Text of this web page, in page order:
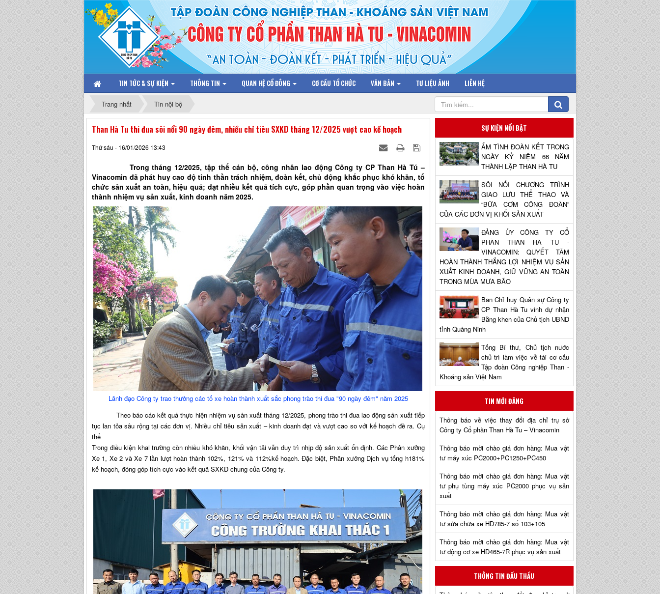
TIN TỨC & SỰ KIỆN THÔNG TIN QUAN HỆ CỔ ĐÔNG CƠ CẤU TỔ CHỨC VĂN BẢN TƯ LIỆU ẢNH LIÊN HỆ
Trang nhất Tin nội bộ
Than Hà Tu thi đua sôi nổi 90 ngày đêm, nhiều chỉ tiêu SXKD tháng 12/2025 vượt cao kế hoạch
Thứ sáu - 16/01/2026 13:43
Trong tháng 12/2025, tập thể cán bộ, công nhân lao động Công ty CP Than Hà Tú –
Vinacomin đã phát huy cao độ tinh thần trách nhiệm, đoàn kết, chủ động khắc phục khó khăn, tổ
chức sản xuất an toàn, hiệu quả; đạt nhiều kết quả tích cực, góp phần quan trọng vào việc hoàn
thành nhiệm vụ sản xuất, kinh doanh năm 2025.
Lãnh đạo Công ty trao thưởng các tổ xe hoàn thành xuất sắc phong trào thi đua "90 ngày đêm" năm 2025
Theo báo cáo kết quả thực hiện nhiệm vụ sản xuất tháng 12/2025, phong trào thi đua lao động sản xuất tiếp
tục lan tỏa sâu rộng tại các đơn vị. Nhiều chỉ tiêu sản xuất – kinh doanh đạt và vượt cao so với kế hoạch đề ra. Cụ
thể
Trong điều kiện khai trường còn nhiều khó khăn, khối vận tải vẫn duy trì nhịp độ sản xuất ổn định. Các Phân xưởng
Xe 1, Xe 2 và Xe 7 lần lượt hoàn thành 102%, 121% và 112%kế hoạch. Đặc biệt, Phân xưởng Dịch vụ tổng h181%
kế hoạch, đóng góp tích cực vào kết quả SXKD chung của Công ty.
SỰ KIỆN NỔI BẬT
ẤM TÌNH ĐOÀN KẾT TRONG
NGÀY KỶ NIỆM 66 NĂM
THÀNH LẬP THAN HÀ TU
SÔI NỔI CHƯƠNG TRÌNH
GIAO LƯU THỂ THAO VÀ
“BỮA CƠM CÔNG ĐOÀN”
CỦA CÁC ĐƠN VỊ KHỐI SẢN XUẤT
ĐẢNG ỦY CÔNG TY CỔ
PHẦN THAN HÀ TU -
VINACOMIN: QUYẾT TÂM
HOÀN THÀNH THẮNG LỢI NHIỆM VỤ SẢN
XUẤT KINH DOANH, GIỮ VỮNG AN TOÀN
TRONG MÙA MƯA BÃO
Ban Chỉ huy Quân sự Công ty
CP Than Hà Tu vinh dự nhận
Bằng khen của Chủ tịch UBND
tỉnh Quảng Ninh
Tổng Bí thư, Chủ tịch nước
chủ trì làm việc về tái cơ cấu
Tập đoàn Công nghiệp Than -
Khoáng sản Việt Nam
TIN MỚI ĐĂNG
Thông báo về việc thay đổi địa chỉ trụ sở
Công ty Cổ phần Than Hà Tu – Vinacomin
Thông báo mời chào giá đơn hàng: Mua vật
tư máy xúc PC2000+PC1250+PC450
Thông báo mời chào giá đơn hàng: Mua vật
tư phụ tùng máy xúc PC2000 phục vụ sản
xuất
Thông báo mời chào giá đơn hàng: Mua vật
tư sửa chữa xe HD785-7 số 103+105
Thông báo mời chào giá đơn hàng: Mua vật
tư động cơ xe HD465-7R phục vụ sản xuất
THÔNG TIN ĐẤU THẦU